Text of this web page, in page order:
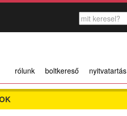
rólunk boltkereső nyitvatartás